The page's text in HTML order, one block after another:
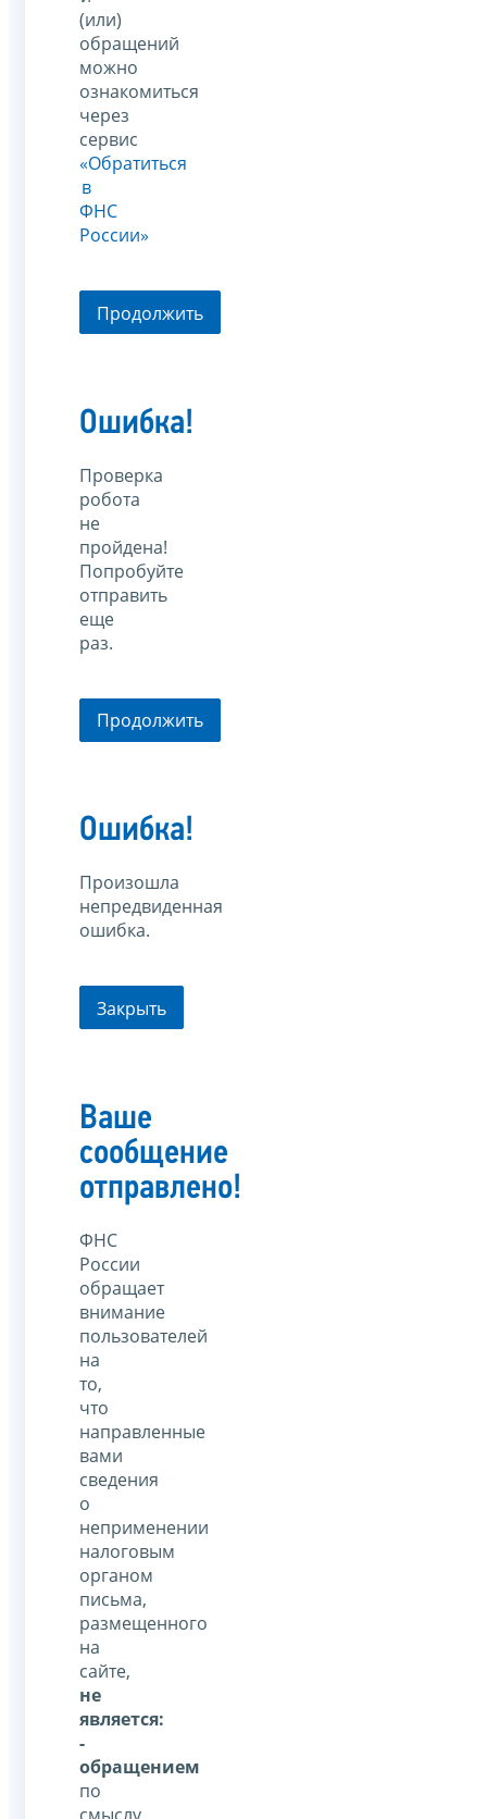
(или)
обращений
можно
ознакомиться
через
сервис
«Обратиться
в
ФНС
России»
Продолжить
Ошибка!
Проверка
робота
не
пройдена!
Попробуйте
отправить
еще
раз.
Продолжить
Ошибка!
Произошла
непредвиденная
ошибка.
Закрыть
Ваше
сообщение
отправлено!
ФНС
России
обращает
внимание
пользователей
на
то,
что
направленные
вами
сведения
о
неприменении
налоговым
органом
письма,
размещенного
на
сайте,
не
является:
-
обращением
по